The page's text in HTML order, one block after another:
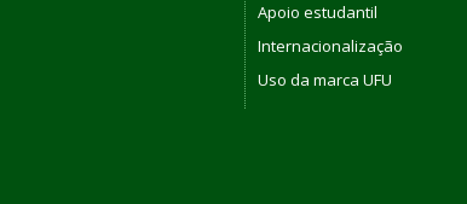
Apoio estudantil
Internacionalização
Uso da marca UFU